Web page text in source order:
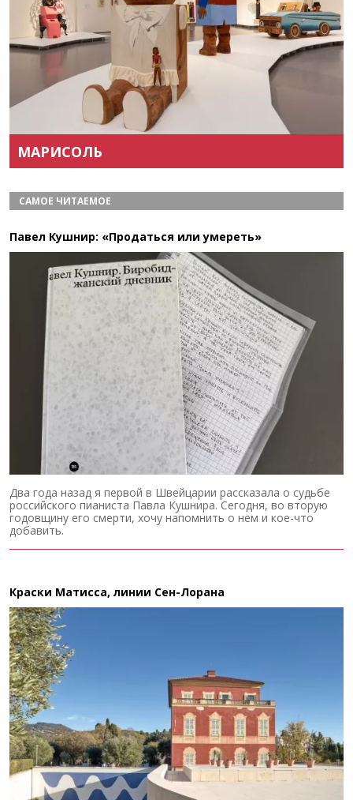
МАРИСОЛЬ
САМОЕ ЧИТАЕМОЕ
Павел Кушнир: «Продаться или умереть»
Два года назад я первой в Швейцарии рассказала о судьбе
российского пианиста Павла Кушнира. Сегодня, во вторую
годовщину его смерти, хочу напомнить о нем и кое-что
добавить.
Краски Матисса, линии Сен-Лорана